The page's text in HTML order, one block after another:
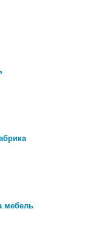
мебель